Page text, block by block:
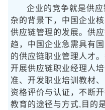
企业的竞争就是供
杂的背景下，中国企业
供应链管理的发展。供
趋，中国企业急需具有
的供应链职业管理人才
开展供应链职业经理人
准、开发职业培训教材
资格评价与认证，不断
教育的途径与方式,目的